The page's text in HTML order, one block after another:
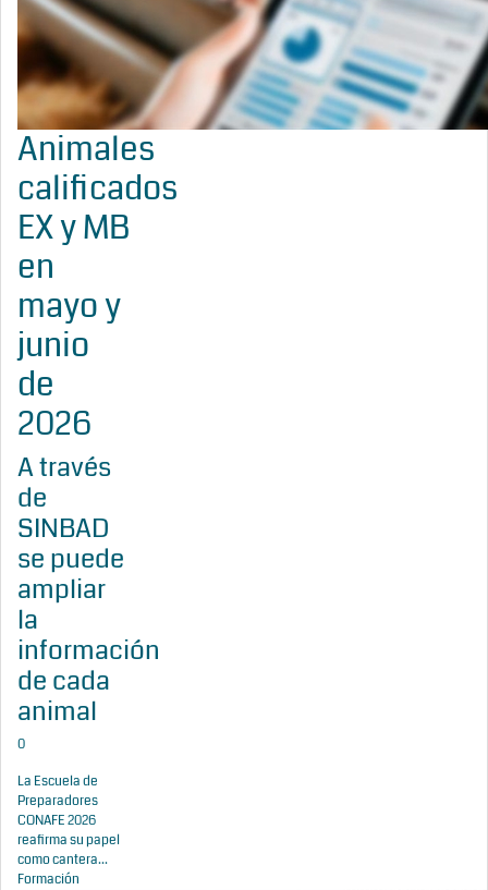
Animales
calificados
EX y MB
en
mayo y
junio
de
2026
A través
de
SINBAD
se puede
ampliar
la
información
de cada
animal
0
La Escuela de
Preparadores
CONAFE 2026
reafirma su papel
como cantera...
Formación